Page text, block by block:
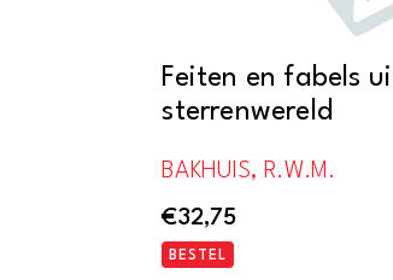
Feiten en fabels
sterrenwereld
BAKHUIS, R.W.M.
€32,75
BESTEL